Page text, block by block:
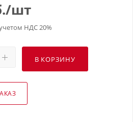
/шт
НДС 20%
В КОРЗИНУ